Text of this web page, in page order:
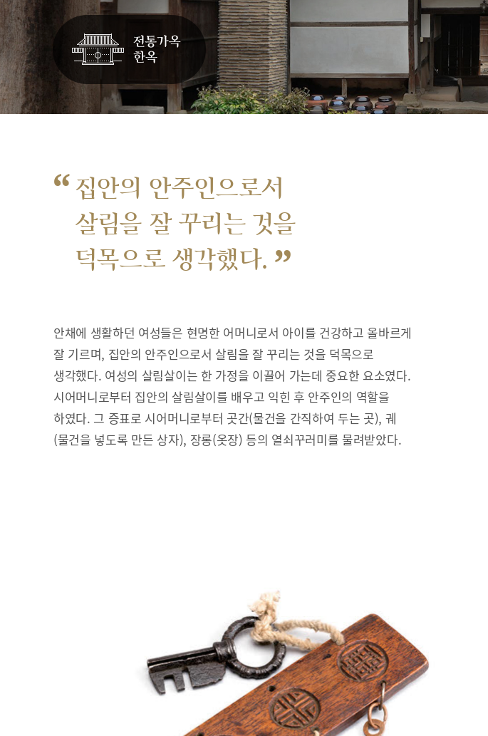
“ 집안의 안주인으로서
살림을 잘 꾸리는 것을
덕목으로 생각했다. ”
안채에 생활하던 여성들은 현명한 어머니로서 아이를 건강하고 올바르게
잘 기르며, 집안의 안주인으로서 살림을 잘 꾸리는 것을 덕목으로
생각했다. 여성의 살림살이는 한 가정을 이끌어 가는데 중요한 요소였다.
시어머니로부터 집안의 살림살이를 배우고 익힌 후 안주인의 역할을
하였다. 그 증표로 시어머니로부터 곳간(물건을 간직하여 두는 곳), 궤
(물건을 넣도록 만든 상자), 장롱(옷장) 등의 열쇠꾸러미를 물려받았다.